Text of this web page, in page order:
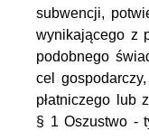
subwencji,
wynikającego z
podobnego
cel
płatniczego lub
§ 1 Oszustwo -